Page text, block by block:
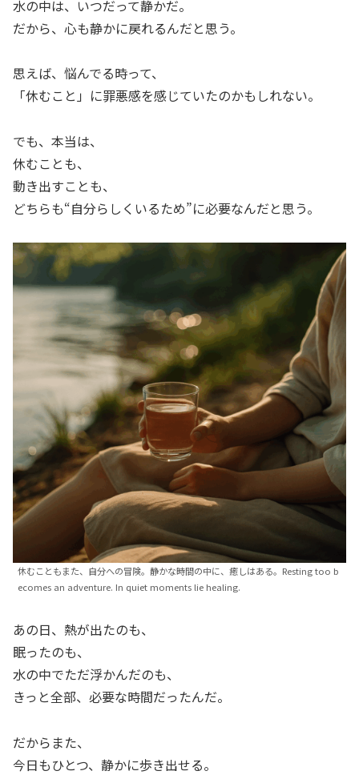
水の中は、いつだって静かだ。
だから、心も静かに戻れるんだと思う。
思えば、悩んでる時って、
「休むこと」に罪悪感を感じていたのかもしれない。
でも、本当は、
休むことも、
動き出すことも、
どちらも“自分らしくいるため”に必要なんだと思う。
休むこともまた、自分への冒険。静かな時間の中に、癒しはある。Resting too b
ecomes an adventure. In quiet moments lie healing.
あの日、熱が出たのも、
眠ったのも、
水の中でただ浮かんだのも、
きっと全部、必要な時間だったんだ。
だからまた、
今日もひとつ、静かに歩き出せる。